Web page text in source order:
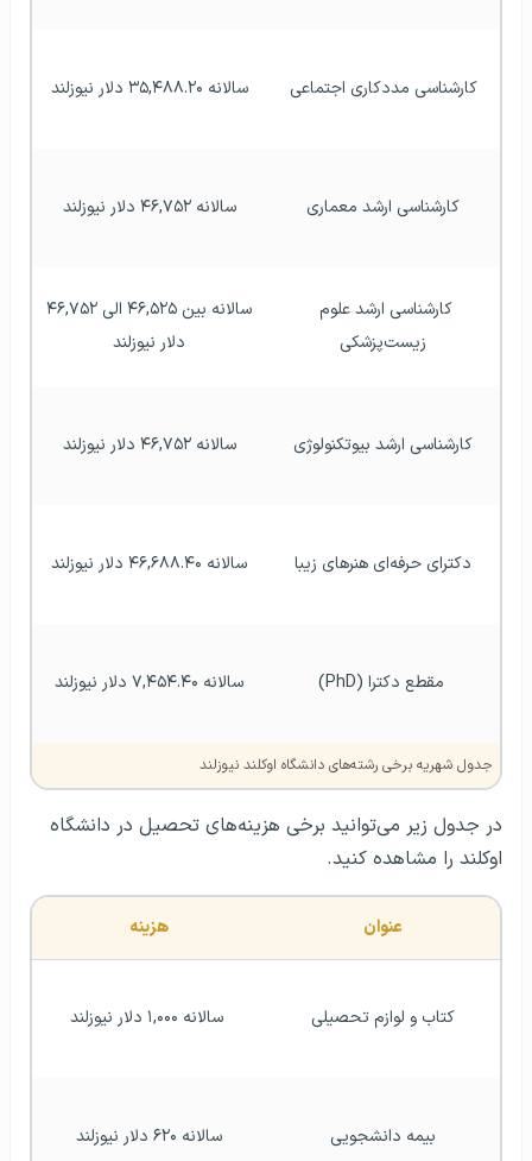
کارشناسی مددکاری اجتماعی سالانه ۳۵,۴۸۸.۲۰ دلار نیوزلند
کارشناسی ارشد معماری سالانه ۴۶,۷۵۲ دلار نیوزلند
زیست‌پزشکی
دلار نیوزلند
کارشناسی ارشد بیوتکنولوژی سالانه ۴۶,۷۵۲ دلار نیوزلند
دکترای حرفه‌ای هنرهای زیبا سالانه ۴۶,۶۸۸.۴۰ دلار نیوزلند
سالانه ۷,۴۵۴.۴۰ دلار نیوزلند
جدول شهریه‌ برخی رشته‌های دانشگاه اوکلند نیوزلند
در جدول زیر می‌توانید برخی هزینه‌های تحصیل در دانشگاه
اوکلند را مشاهده کنید.
عنوان هزینه
کتاب و لوازم تحصیلی
بیمه دانشجویی سالانه ۶۲۰ دلار نیوزلند